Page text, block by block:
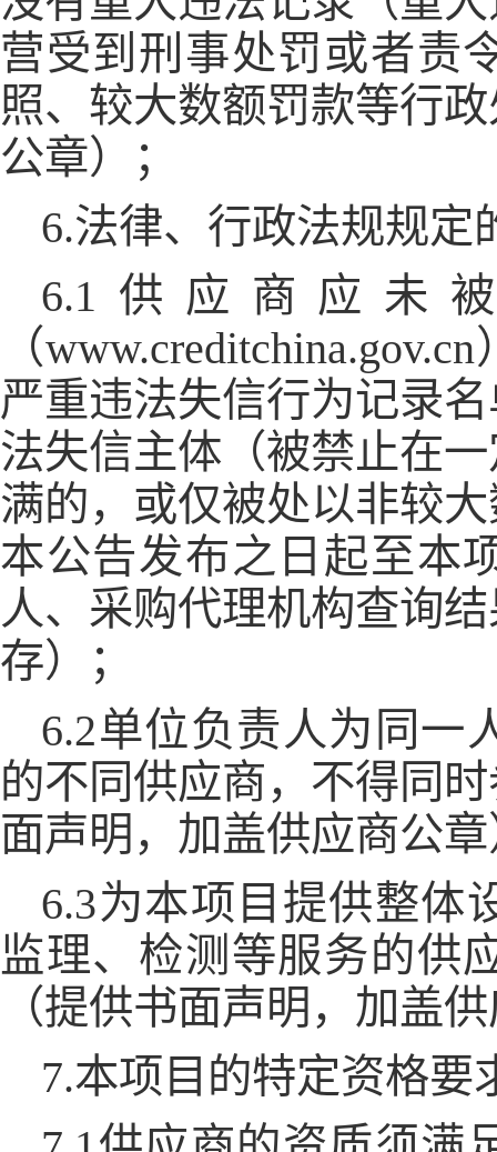
营受到刑事处罚或者责
照、较大数额罚款等行
公章）；
6.法律、行政法规规定
6.1供应商应未
（
严重违法失信行为记录
法失信主体（被禁止在
满的，或仅被处以非较
本公告发布之日起至本
人、采购代理机构查询
存）；
6.2单位负责人为同一
的不同供应商，不得同
面声明，加盖供应商公
6.3为本项目提供整体
监理、检测等服务的供
（提供书面声明，加盖
7.本项目的特定资格要